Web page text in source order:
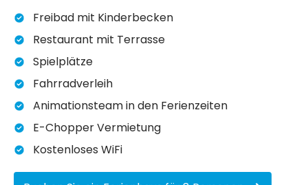
Freibad mit Kinderbecken
Restaurant mit Terrasse
Spielplätze
Fahrradverleih
Animationsteam in den Ferienzeiten
E-Chopper Vermietung
Kostenloses WiFi